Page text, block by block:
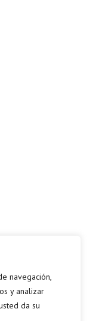
navegación,
y analizar
da su